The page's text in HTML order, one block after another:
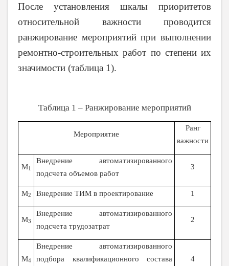
После установления шкалы приоритетов
относительной важности проводится
ранжирование мероприятий при выполнении
ремонтно-строительных работ по степени их
значимости (таблица 1).
Таблица 1 – Ранжирование мероприятий
Мероприятие
Ранг
важности
М1
Внедрение автоматизированного
подсчета объемов работ
3
М2 Внедрение ТИМ в проектирование 1
М3
Внедрение автоматизированного
подсчета трудозатрат
2
М4
Внедрение автоматизированного
подбора квалификационного состава
4